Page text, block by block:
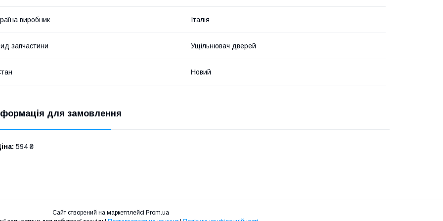
виробник Італія
запчастини Ущільнювач дверей
Новий
для замовлення
594 ₴
Сайт створений на маркетплейсі Prom.ua